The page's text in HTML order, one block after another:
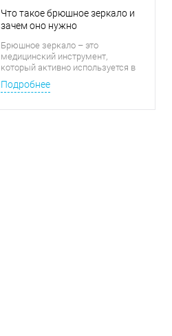
Что такое брюшное зеркало и
зачем оно нужно
Брюшное зеркало – это
медицинский инструмент,
который активно используется в
хирургии и диагностике для
исследования органов брюшной
Подробнее